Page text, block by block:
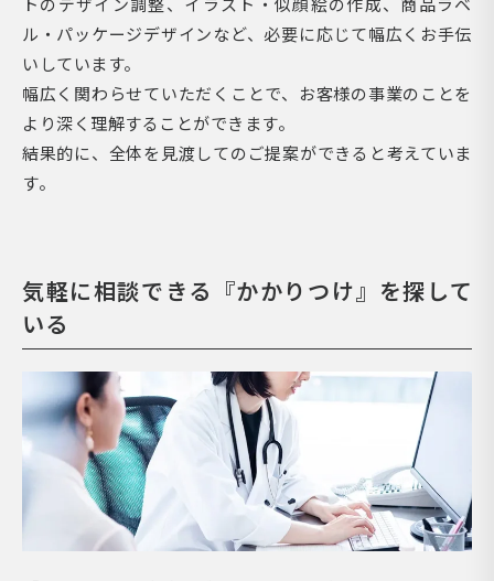
ル・パッケージデザインなど、必要に応じて幅広くお手伝
いしています。
幅広く関わらせていただくことで、お客様の事業のことを
より深く理解することができます。
結果的に、全体を見渡してのご提案ができると考えていま
す。
気軽に相談できる『かかりつけ』を探して
いる